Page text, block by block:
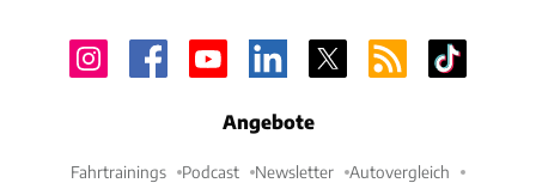
Angebote
Fahrtrainings Podcast Newsletter Autovergleich